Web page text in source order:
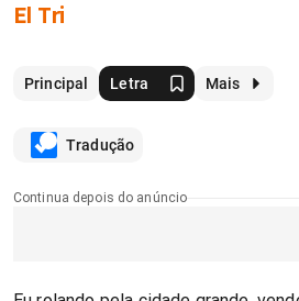
El Tri
Principal Letra Mais
Tradução
Continua depois do anúncio